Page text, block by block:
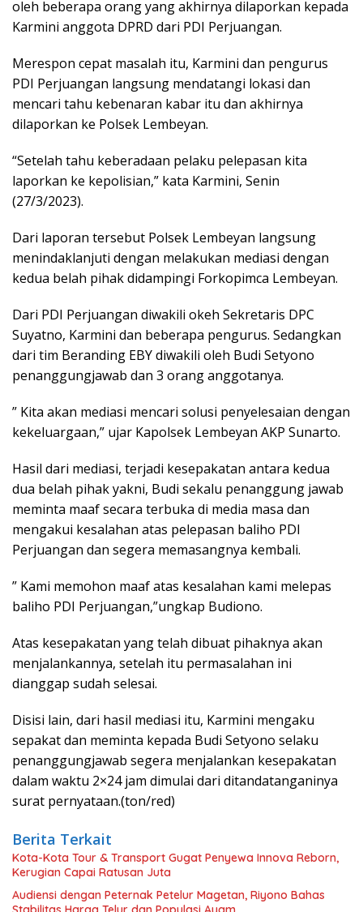
oleh beberapa orang yang akhirnya dilaporkan kepada
Karmini anggota DPRD dari PDI Perjuangan.
Merespon cepat masalah itu, Karmini dan pengurus
PDI Perjuangan langsung mendatangi lokasi dan
mencari tahu kebenaran kabar itu dan akhirnya
dilaporkan ke Polsek Lembeyan.
“Setelah tahu keberadaan pelaku pelepasan kita
laporkan ke kepolisian,” kata Karmini, Senin
(27/3/2023).
Dari laporan tersebut Polsek Lembeyan langsung
menindaklanjuti dengan melakukan mediasi dengan
kedua belah pihak didampingi Forkopimca Lembeyan.
Dari PDI Perjuangan diwakili okeh Sekretaris DPC
Suyatno, Karmini dan beberapa pengurus. Sedangkan
dari tim Beranding EBY diwakili oleh Budi Setyono
penanggungjawab dan 3 orang anggotanya.
” Kita akan mediasi mencari solusi penyelesaian dengan
kekeluargaan,” ujar Kapolsek Lembeyan AKP Sunarto.
Hasil dari mediasi, terjadi kesepakatan antara kedua
dua belah pihak yakni, Budi sekalu penanggung jawab
meminta maaf secara terbuka di media masa dan
mengakui kesalahan atas pelepasan baliho PDI
Perjuangan dan segera memasangnya kembali.
” Kami memohon maaf atas kesalahan kami melepas
baliho PDI Perjuangan,”ungkap Budiono.
Atas kesepakatan yang telah dibuat pihaknya akan
menjalankannya, setelah itu permasalahan ini
dianggap sudah selesai.
Disisi lain, dari hasil mediasi itu, Karmini mengaku
sepakat dan meminta kepada Budi Setyono selaku
penanggungjawab segera menjalankan kesepakatan
dalam waktu 2×24 jam dimulai dari ditandatanganinya
surat pernyataan.(ton/red)
Berita Terkait
Kota-Kota Tour & Transport Gugat Penyewa Innova Reborn,
Kerugian Capai Ratusan Juta
Audiensi dengan Peternak Petelur Magetan, Riyono Bahas